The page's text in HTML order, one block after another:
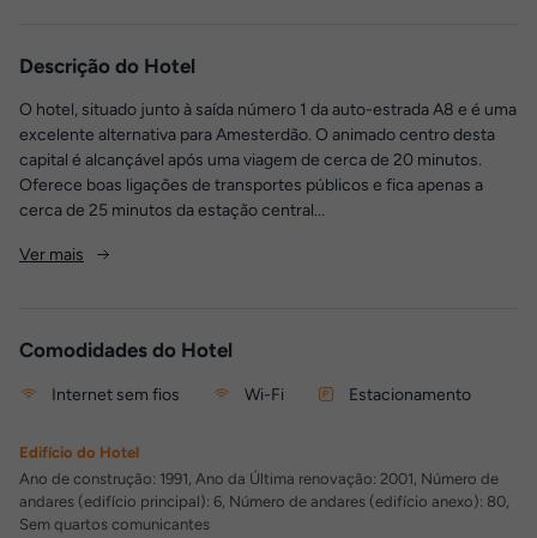
Descrição do Hotel
O hotel, situado junto à saída número 1 da auto-estrada A8 e é uma
excelente alternativa para Amesterdão. O animado centro desta
capital é alcançável após uma viagem de cerca de 20 minutos.
Oferece boas ligações de transportes públicos e fica apenas a
cerca de 25 minutos da estação central...
Ver mais
Comodidades do Hotel
Internet sem fios Wi-Fi Estacionamento
Edifício do Hotel
Ano de construção: 1991, Ano da Última renovação: 2001, Número de
andares (edifício principal): 6, Número de andares (edifício anexo): 80,
Sem quartos comunicantes